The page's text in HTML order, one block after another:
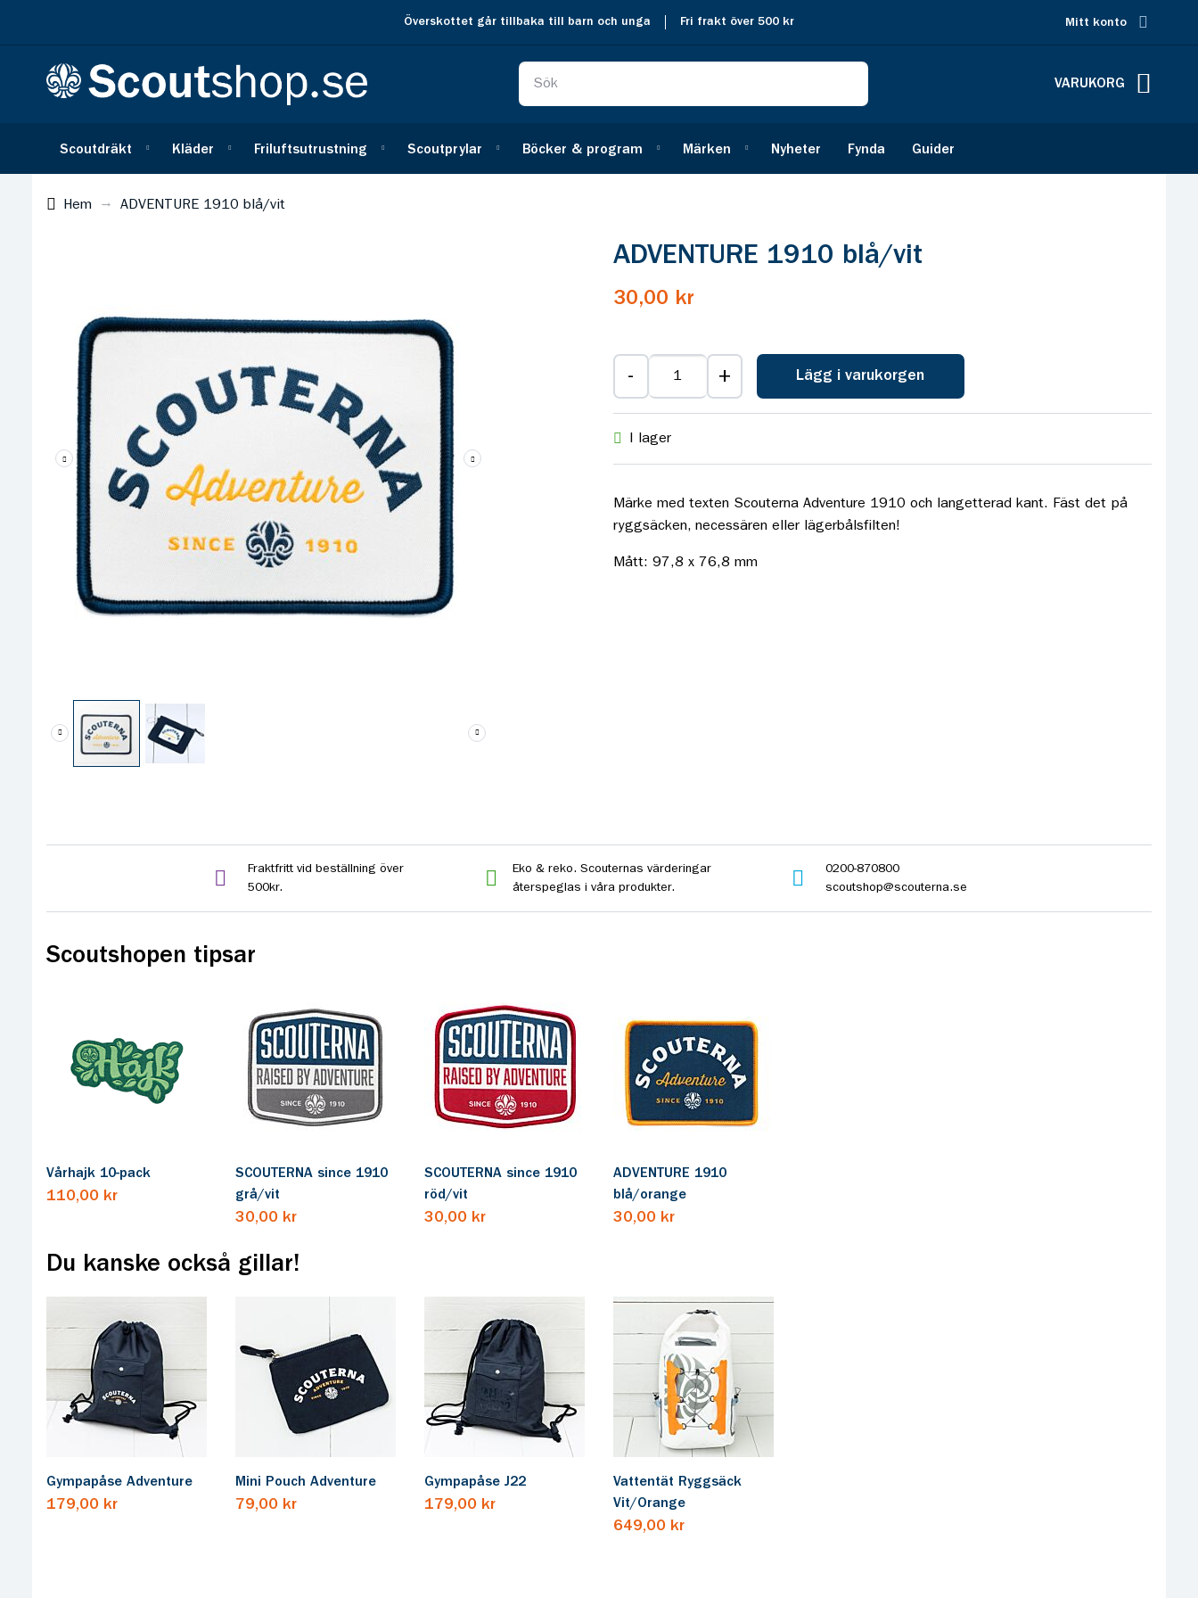
Överskottet går tillbaka till barn och unga Fri frakt över 500 kr Mitt konto
VARUKORG
Scoutdräkt Kläder Friluftsutrustning Scoutprylar Böcker & program Märken Nyheter Fynda Guider
Hem ADVENTURE 1910 blå/vit
ADVENTURE 1910 blå/vit
30,00 kr
- + Lägg i varukorgen
I lager
Märke med texten Scouterna Adventure 1910 och langetterad kant. Fäst det på
ryggsäcken, necessären eller lägerbålsfilten!
Mått: 97,8 x 76,8 mm
Fraktfritt vid beställning över
500kr.
Eko & reko. Scouternas värderingar
återspeglas i våra produkter.
0200-870800
scoutshop@scouterna.se
Scoutshopen tipsar
Vårhajk 10-pack
110,00 kr
SCOUTERNA since 1910
grå/vit
30,00 kr
SCOUTERNA since 1910
röd/vit
30,00 kr
ADVENTURE 1910
blå/orange
30,00 kr
Du kanske också gillar!
Gympapåse Adventure
179,00 kr
Mini Pouch Adventure
79,00 kr
Gympapåse J22
179,00 kr
Vattentät Ryggsäck
Vit/Orange
649,00 kr